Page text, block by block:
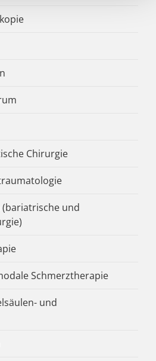
Chirurgie
und
Schmerztherapie
und